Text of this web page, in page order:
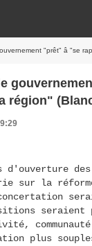
"prêt" â "se
région"
d'ouverture
sur la
seraient
plus